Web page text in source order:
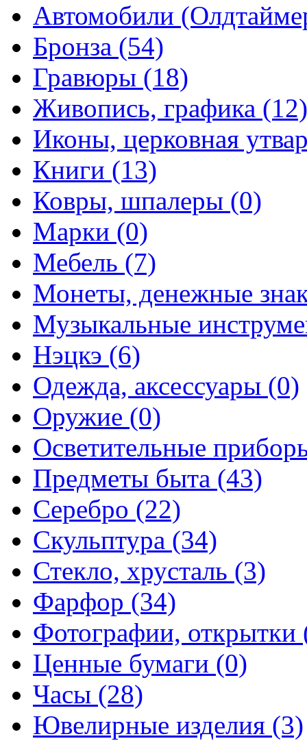
Автомобили
Бронза (54)
Гравюры (18)
Живопись, графика (12)
Иконы, церковная
Книги (13)
Ковры, шпалеры (0)
Марки (0)
Мебель (7)
Монеты, денежные
Музыкальные
Нэцкэ (6)
Одежда, аксессуары (0)
Оружие (0)
Осветительные
Предметы быта (43)
Серебро (22)
Скульптура (34)
Стекло, хрусталь (3)
Фарфор (34)
Фотографии, открытки
Ценные бумаги (0)
Часы (28)
Ювелирные изделия (3)